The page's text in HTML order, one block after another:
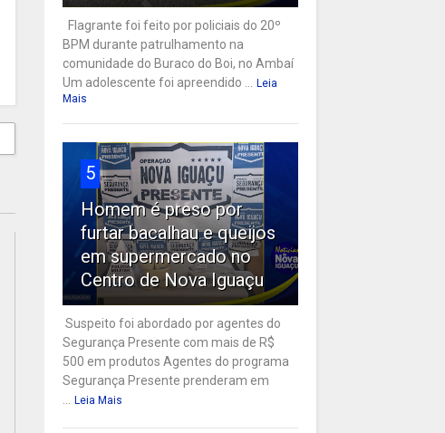
Flagrante foi feito por policiais do 20º
BPM durante patrulhamento na
comunidade do Buraco do Boi, no Ambaí
Um adolescente foi apreendido ...
Leia
Mais
5
Homem é preso por
furtar bacalhau e queijos
em supermercado no
Centro de Nova Iguaçu
Suspeito foi abordado por agentes do
Segurança Presente com mais de R$
500 em produtos Agentes do programa
Segurança Presente prenderam em
Leia Mais